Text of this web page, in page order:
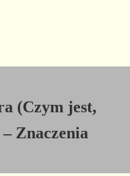
(Czym jest,
Znaczenia